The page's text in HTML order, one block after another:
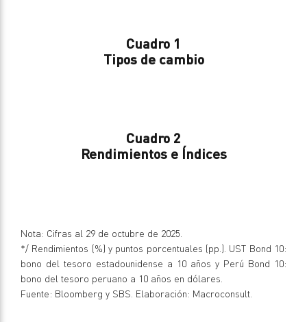
Cuadro 1
Tipos de cambio
Cuadro 2
Rendimientos e Índices
Nota: Cifras al 29 de octubre de 2025.
*/ Rendimientos (%) y puntos porcentuales (pp.). UST Bond 10:
bono del tesoro estadounidense a 10 años y Perú Bond 10:
bono del tesoro peruano a 10 años en dólares.
Fuente: Bloomberg y SBS. Elaboración: Macroconsult.